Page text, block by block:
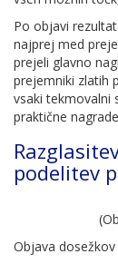
Po objavi
najprej med
prejeli glavno
prejemniki zlatih
vsaki tekmovalni
praktične
podelitev
Objava